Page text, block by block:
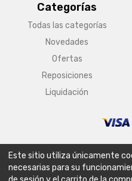
Categorías
Todas las categorías
Novedades
Ofertas
Reposiciones
Liquidación
Aviso legal Condiciones
Este sitio utiliza únicamente
necesarias para su